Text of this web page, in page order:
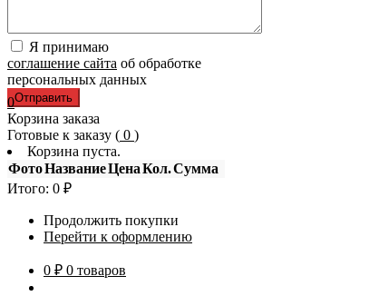
Я принимаю
соглашение сайта об обработке
персональных данных
0
Корзина заказа
Готовые к заказу ( 0 )
Корзина пуста.
ФотоНазваниеЦенаКол.Сумма
Итого: 0 ₽
Продолжить покупки
Перейти к оформлению
0 ₽ 0 товаров